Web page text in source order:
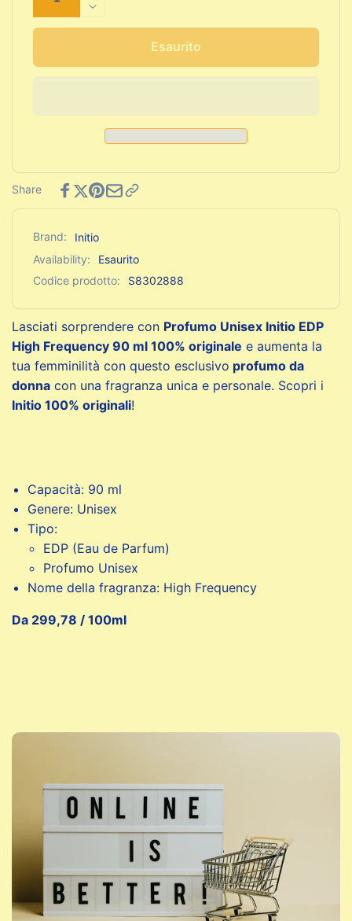
quantità
per
Frequency
90
Diminuisci
quantità
Profumo
High
Frequency
ml
Esaurito
Share
Brand:
Initio
Availability:
Esaurito
Codice prodotto:
S8302888
Lasciati sorprendere con Profumo Unisex Initio EDP
High Frequency 90 ml 100% originale e aumenta la
tua femminilità con questo esclusivo profumo da
donna con una fragranza unica e personale. Scopri i
Initio 100% originali!
Capacità: 90 ml
Genere: Unisex
Tipo:
EDP (Eau de Parfum)
Profumo Unisex
Nome della fragranza: High Frequency
Da 299,78 / 100ml